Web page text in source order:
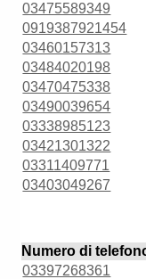
03475589349
0919387921454
03460157313
03484020198
03470475338
03490039654
03338985123
03421301322
03311409771
03403049267
Numero di
03397268361